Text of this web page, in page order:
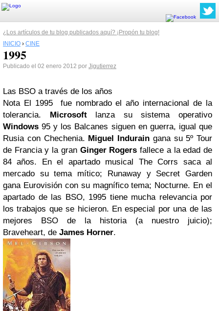
¿Los artículos de tu blog publicados aquí? ¡Propón tu blog!
INICIO › CINE
1995
Publicado el 02 enero 2012 por Jjgutierrez
Las BSO a través de los años
Nota El 1995 fue nombrado el año internacional de la
tolerancia. Microsoftlanza su sistema operativo
Windows 95 y los Balcanes siguen en guerra, igual que
Rusia con Chechenia. Miguel Indurain gana su 5º Tour
de Francia y la gran Ginger Rogers fallece a la edad de
84 años.
En el apartado musical The Corrs saca al
mercado su tema mítico; Runaway y Secret Garden
gana Eurovisión con su magnífico tema; Nocturne. En el
apartado de las BSO, 1995 tiene mucha relevancia por
los trabajos que se hicieron. En especial por una de las
mejores BSO de la historia (a nuestro juicio);
Braveheart, de James Horner.